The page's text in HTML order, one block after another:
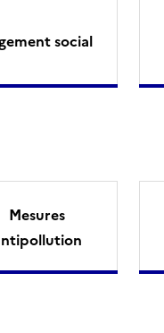
social
Mesures